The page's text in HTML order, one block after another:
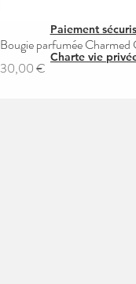
Bougie parfumée
Prix
30,00 €
Paiement
Charte vie